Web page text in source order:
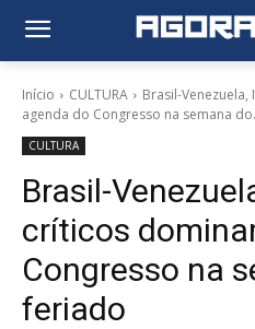
Início CULTURA
Brasil-
agenda do Congresso na semana
CULTURA
Brasil-
críticos
Congresso na
feriado